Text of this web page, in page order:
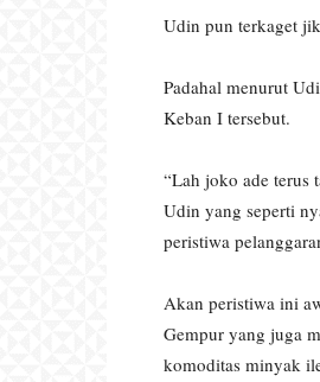
Udin pun terkaget
Padahal menurut
Keban I tersebut.
“Lah joko ade terus
Udin yang seperti
peristiwa
Akan peristiwa ini
Gempur yang juga
komoditas minyak